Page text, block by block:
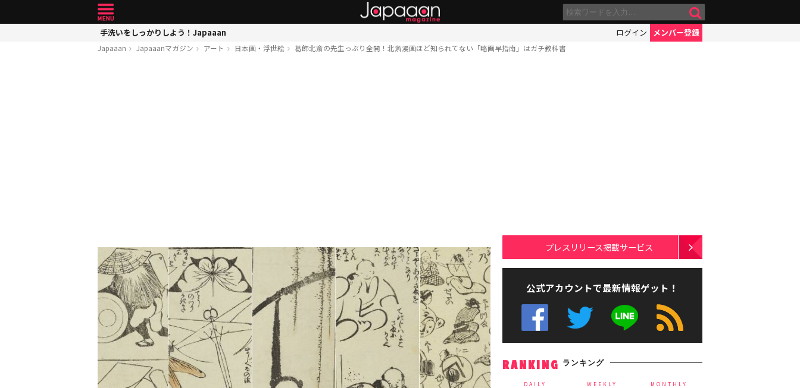
手洗いをしっかりしよう！Japaaan ログイン メンバー登録
Japaaan Japaaanマガジン アート 日本画・浮世絵 葛飾北斎の先生っぷり全開！北斎漫画ほど知られてない「略画早指南」はガチ教科書
プレスリリース掲載サービス
公式アカウントで最新情報ゲット！
RANKING ランキング
DAILY WEEKLY MONTHLY